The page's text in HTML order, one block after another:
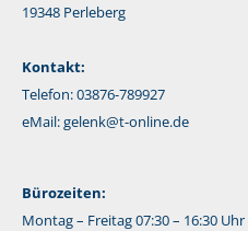
19348 Perleberg
Kontakt:
Telefon: 03876-789927
eMail:gelenk@t-online.de
Bürozeiten:
Montag – Freitag 07:30 – 16:30 Uhr